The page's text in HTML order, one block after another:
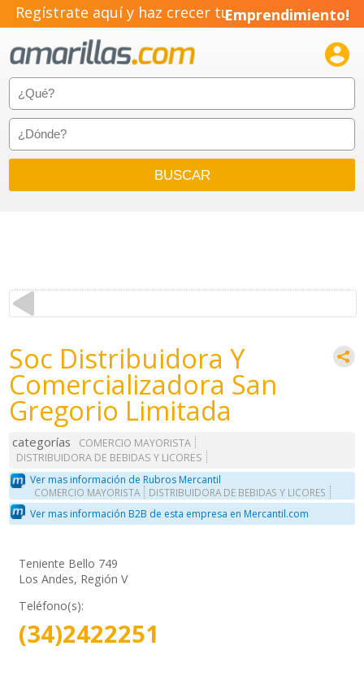
Regístrate aquí y haz crecer tuEmprendimiento!

Soc Distribuidora Y
Comercializadora San
Gregorio Limitada
categorías
COMERCIO MAYORISTA
DISTRIBUIDORA DE BEBIDAS Y LICORES
Ver mas información de Rubros Mercantil
COMERCIO MAYORISTA DISTRIBUIDORA DE BEBIDAS Y LICORES
Ver mas información B2B de esta empresa en Mercantil.com
Teniente Bello 749
Los Andes, Región V
Teléfono(s):
(34)2422251